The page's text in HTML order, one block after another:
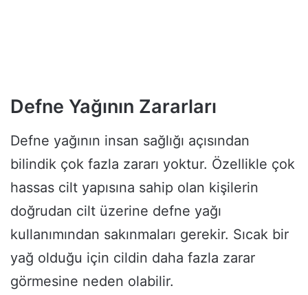
Defne Yağının Zararları
Defne yağının insan sağlığı açısından
bilindik çok fazla zararı yoktur. Özellikle çok
hassas cilt yapısına sahip olan kişilerin
doğrudan cilt üzerine defne yağı
kullanımından sakınmaları gerekir. Sıcak bir
yağ olduğu için cildin daha fazla zarar
görmesine neden olabilir.